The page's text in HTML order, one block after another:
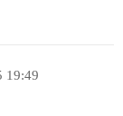
19:49